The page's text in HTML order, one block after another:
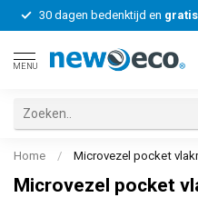
30 dagen bedenktijd en gratis
MENU
Home / Microvezel pocket
Microvezel pocket